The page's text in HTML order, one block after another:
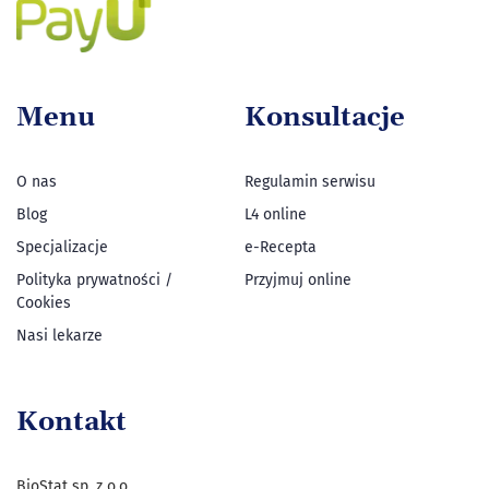
Menu
O nas
Blog
Specjalizacje
Polityka prywatności /
Cookies
Nasi lekarze
Konsultacje
Regulamin serwisu
L4 online
e-Recepta
Przyjmuj online
Kontakt